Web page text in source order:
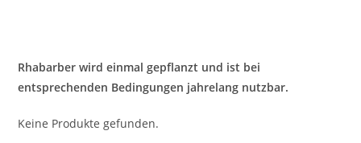
Rhabarber wird einmal gepflanzt und ist bei
entsprechenden Bedingungen jahrelang nutzbar.
Keine Produkte gefunden.